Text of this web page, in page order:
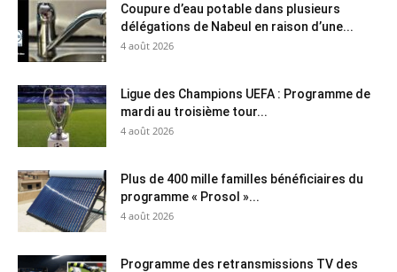
Coupure d’eau potable dans plusieurs
délégations de Nabeul en raison d’une...
4 août 2026
Ligue des Champions UEFA : Programme de
mardi au troisième tour...
4 août 2026
Plus de 400 mille familles bénéficiaires du
programme « Prosol »...
4 août 2026
Programme des retransmissions TV des